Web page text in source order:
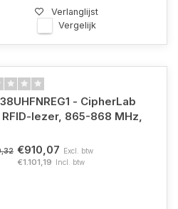
Verlanglijst
Vergelijk
- CipherLab
RFID-lezer, 865-868 MHz,
€910,07 Excl. btw
€1.101,19 Incl. btw